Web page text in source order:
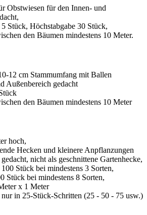
Obstwiesen für den Innen- und
Stück, Höchstabgabe 30 Stück,
den Bäumen mindestens 10 Meter.
12 cm Stammumfang mit Ballen
Außenbereich gedacht
den Bäumen mindestens 10 Meter
hoch,
Hecken und kleinere Anpflanzungen
nicht als geschnittene Gartenhecke,
Stück bei mindestens 3 Sorten,
Stück bei mindestens 8 Sorten,
x 1 Meter
in 25-Stück-Schritten (25 - 50 - 75 usw.)